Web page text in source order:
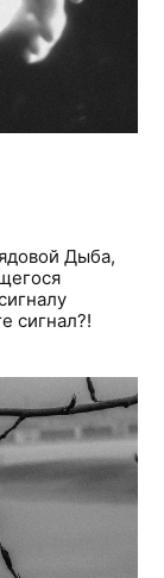
Дыба,
сигнал?!